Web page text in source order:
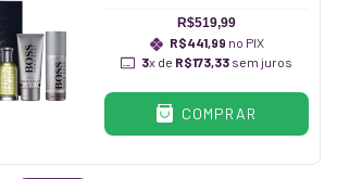
Desodorante Stick 75 ml
R$519,99
R$441,99 no PIX
3x de R$173,33 sem juros
COMPRAR